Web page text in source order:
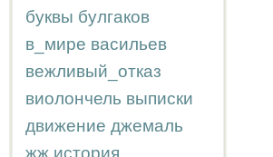
буквы булгаков
в_мире васильев
вежливый_отказ
виолончель выписки
движение джемаль
жж история